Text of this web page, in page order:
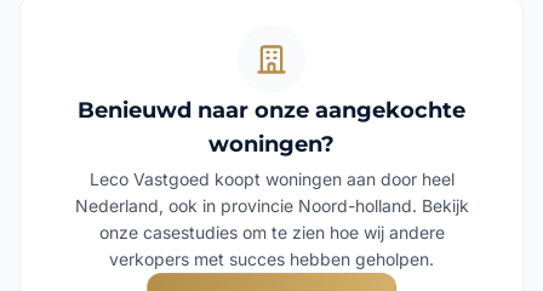
Benieuwd naar onze aangekochte
woningen?
Leco Vastgoed koopt woningen aan door heel
Nederland, ook in provincie Noord-holland. Bekijk
onze casestudies om te zien hoe wij andere
verkopers met succes hebben geholpen.